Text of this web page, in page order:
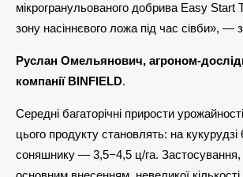
мікрогранульованого добрива Easy Start
зону насіннєвого ложа під час сівби», —
Руслан Омельянович, агроном-
компанії BINFIELD.
Середні багаторічні прирости
цього продукту становлять: на кукурудзі
соняшнику — 3,5−4,5 ц/га. Застосування,